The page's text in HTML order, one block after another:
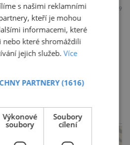
7.8.2019
obecný letos
díky velkému
pro něj malý hlodavec
dostali povolení
rozhodnutí Ústředního
ministerstvu
varují, že v ohrožení
a především […]
ČLÁNKY ›
reklama
s našimi reklamními
kteří je mohou
informacemi, které
nebo které shromáždili
jejich služeb.Více
PARTNERY(1616)
Výkonové
soubory
Soubory
cílení